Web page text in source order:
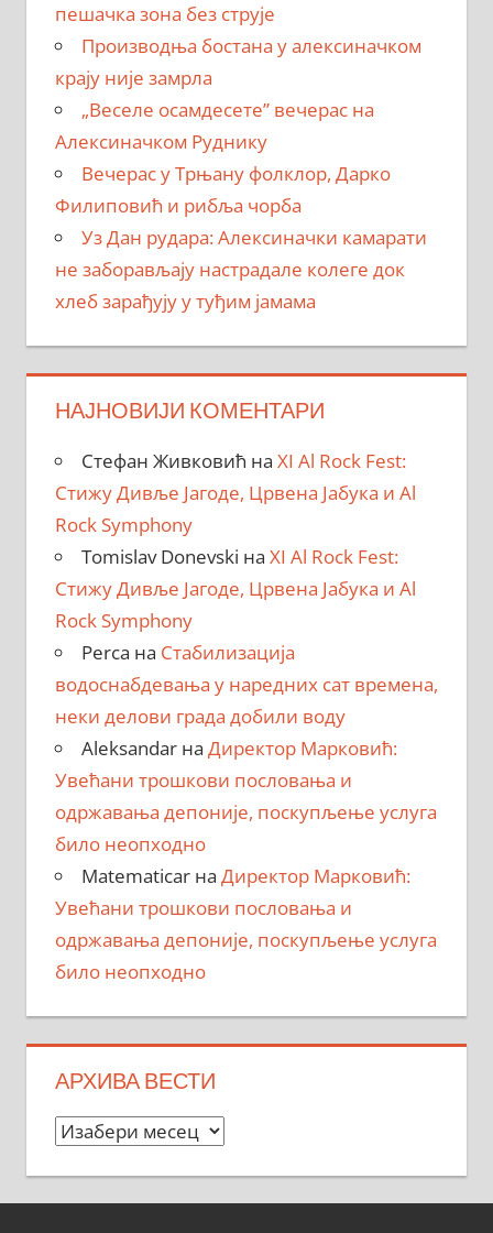
пешачка зона без струје
Производња бостана у алексиначком
крају није замрла
„Веселе осамдесете” вечерас на
Алексиначком Руднику
Вечерас у Трњану фолклор, Дарко
Филиповић и рибља чорба
Уз Дан рудара: Алексиначки камарати
не заборављају настрадале колеге док
хлеб зарађују у туђим јамама
НАЈНОВИЈИ КОМЕНТАРИ
Стефан Живковић на XI Al Rock Fest:
Стижу Дивље Јагоде, Црвена Јабука и Al
Rock Symphony
Tomislav Donevski на XI Al Rock Fest:
Стижу Дивље Јагоде, Црвена Јабука и Al
Rock Symphony
Perca на Стабилизација
водоснабдевања у наредних сат времена,
неки делови града добили воду
Aleksandarна Директор Марковић:
Увећани трошкови пословања и
одржавања депоније, поскупљење услуга
било неопходно
Matematicarна Директор Марковић:
Увећани трошкови пословања и
одржавања депоније, поскупљење услуга
било неопходно
АРХИВА ВЕСТИ
Архива